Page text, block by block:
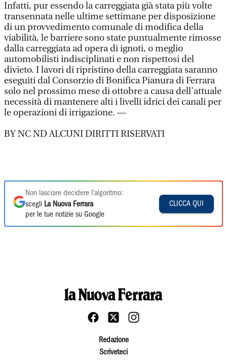
Infatti, pur essendo la carreggiata già stata più volte
transennata nelle ultime settimane per disposizione
di un provvedimento comunale di modifica della
viabilità, le barriere sono state puntualmente rimosse
dalla carreggiata ad opera di ignoti, o meglio
automobilisti indisciplinati e non rispettosi del
divieto. I lavori di ripristino della carreggiata saranno
eseguiti dal Consorzio di Bonifica Pianura di Ferrara
solo nel prossimo mese di ottobre a causa dell'attuale
necessità di mantenere alti i livelli idrici dei canali per
le operazioni di irrigazione. —
BY NC ND ALCUNI DIRITTI RISERVATI
Non lasciare decidere l'algoritmo:
scegli La Nuova Ferrara
per le tue notizie su Google
CLICCA QUI
Redazione
Scriveteci